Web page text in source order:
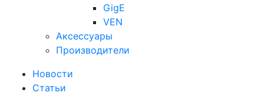
GigE
VEN
Аксессуары
Производители
Новости
Статьи